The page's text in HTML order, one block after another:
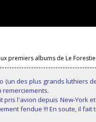
premiers albums de Le
des plus grands luthiers
remerciements.
l'avion depuis New-York
fendue !!! En soute, il fait